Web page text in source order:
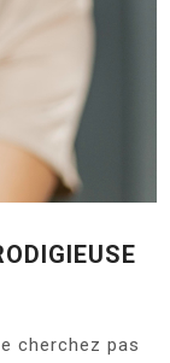
cherchez pas